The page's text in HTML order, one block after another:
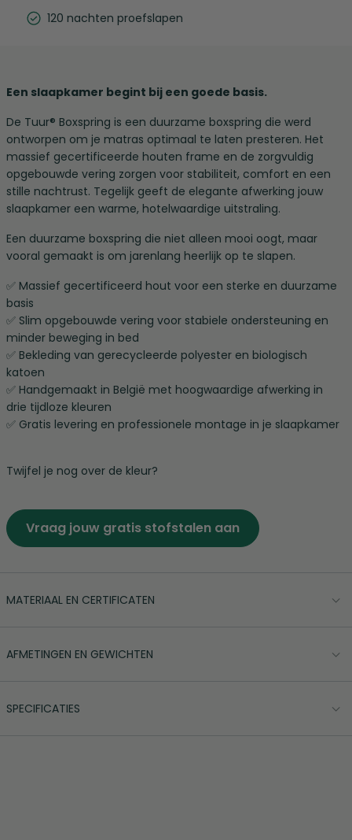
120 nachten proefslapen
Een slaapkamer begint bij een goede basis.
De Tuur® Boxspring is een duurzame boxspring die werd
ontworpen om je matras optimaal te laten presteren. Het
massief gecertificeerde houten frame en de zorgvuldig
opgebouwde vering zorgen voor stabiliteit, comfort en een
stille nachtrust. Tegelijk geeft de elegante afwerking jouw
slaapkamer een warme, hotelwaardige uitstraling.
Een duurzame boxspring die niet alleen mooi oogt, maar
vooral gemaakt is om jarenlang heerlijk op te slapen.
✅ Massief gecertificeerd hout voor een sterke en duurzame
basis
✅ Slim opgebouwde vering voor stabiele ondersteuning en
minder beweging in bed
✅ Bekleding van gerecycleerde polyester en biologisch
katoen
✅ Handgemaakt in België met hoogwaardige afwerking in
drie tijdloze kleuren
✅ Gratis levering en professionele montage in je slaapkamer
Twijfel je nog over de kleur?
Vraag jouw gratis stofstalen aan
MATERIAAL EN CERTIFICATEN
AFMETINGEN EN GEWICHTEN
SPECIFICATIES